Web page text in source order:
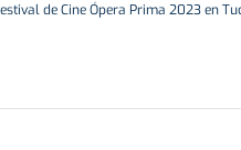
de Cine Ópera Prima 2023 en